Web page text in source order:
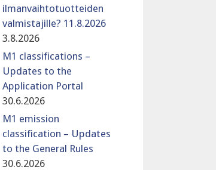
ilmanvaihtotuotteiden
valmistajille? 11.8.2026
3.8.2026
M1 classifications –
Updates to the
Application Portal
30.6.2026
M1 emission
classification – Updates
to the General Rules
30.6.2026